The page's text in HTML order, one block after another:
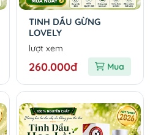
TINH DẦU GỪNG
LOVELY
lượt xem
260.000đ Mua